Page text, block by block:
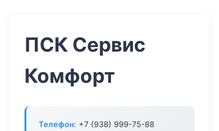
ПСК Сервис
Комфорт
Телефон: +7 (938) 999-75-88